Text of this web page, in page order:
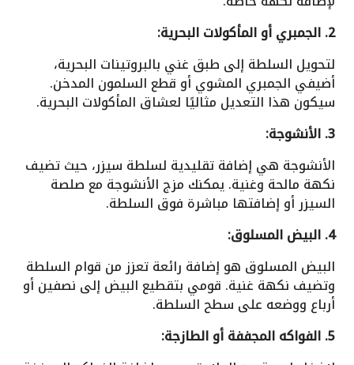
2. الجمبري أو المأكولات البحرية:
لتحويل السلطة إلى طبق غني بالبروتينات البحرية،
أضيفي الجمبري المشوي أو قطع السلمون المدخن.
سيكون هذا التعديل مثاليًا لعشاق المأكولات البحرية.
3. الأنشوجة:
الأنشوجة هي إضافة تقليدية لسلطة سيزر، حيث تضيف
نكهة مالحة وغنية. يمكنك مزج الأنشوجة مع صلصة
السيزر أو إضافتها مباشرة فوق السلطة.
4. البيض المسلوق:
البيض المسلوق هو إضافة رائعة تعزز من قوام السلطة
وتضيف نكهة غنية. قومي بتقطيع البيض إلى نصفين أو
أرباع ووضعه على سطح السلطة.
5. الفواكه المجففة أو الطازجة: